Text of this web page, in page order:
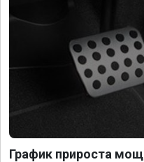
График прироста